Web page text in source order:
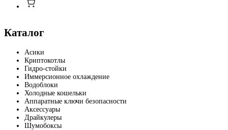
Каталог
Асики
Криптокотлы
Гидро-стойки
Иммерсионное охлаждение
Водоблоки
Холодные кошельки
Аппаратные ключи безопасности
Аксессуары
Драйкулеры
Шумобоксы